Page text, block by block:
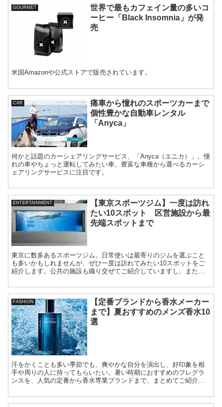
GOURMET
世界で最もカフェイン量の多いコ
ーヒー「Black Insomnia」が発
売
米国Amazonや公式ストアで販売されています。
CAR
痛車から憧れのスポーツカーまで
個性豊かな自動車レンタル
「Anyca」
何かと話題のカーシェアリングサービス、「Anyca（エニカ）」。憧
れの車やちょっと運転してみたい車、豊富な車種から選べるカーシ
ェアリングサービスに注目です。
ENTERTAINMENT
【東京スポーツジム】一度は訪れ
たい10スポット 区営施設から最
先端スポットまで
東京に数多あるスポーツジム。日常使いは最寄りのジムを選ぶこと
も多いかもしれませんが、ぜひ一度は訪れてみたい10スポットをご
紹介します。公共の施設も織り交ぜてご紹介していますし、またど
FASHION
【定番ブランドから香水メーカー
まで】夏おすすめのメンズ香水10
選
汗をかくことも多い季節でも、爽やかな自分を演出し、好印象を相
手や周りの人に持ってもらいたい。暑い時期におすすめのフレグラ
ンスを、人気の定番から香水専業ブランドまで、まとめてご紹介し